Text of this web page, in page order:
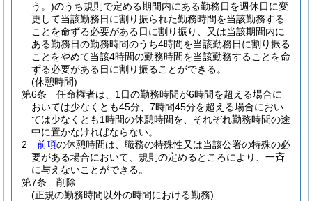
う。)のうち規則で定める期間内にある勤務日を週休日に変
更して当該勤務日に割り振られた勤務時間を当該勤務する
ことを命ずる必要がある日に割り振り、又は当該期間内に
ある勤務日の勤務時間のうち4時間を当該勤務日に割り振る
ことをやめて当該4時間の勤務時間を当該勤務することを命
ずる必要がある日に割り振ることができる。
(休憩時間)
第6条
任命権者は、1日の勤務時間が6時間を超える場合に
おいては少なくとも45分、7時間45分を超える場合におい
ては少なくとも1時間の休憩時間を、それぞれ勤務時間の途
中に置かなければならない。
2
前項の休憩時間は、職務の特殊性又は当該公署の特殊の必
要がある場合において、規則の定めるところにより、一斉
に与えないことができる。
第7条
削除
(正規の勤務時間以外の時間における勤務)